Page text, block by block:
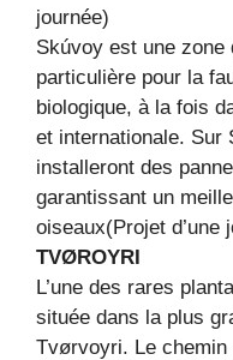
journée)
Skúvoy est une zone
particulière pour la
biologique, à la fois
et internationale. Sur
installeront des
garantissant un
oiseaux(Projet d’une
TVØROYRI
L’une des rares
située dans la plus
Tvørvoyri. Le chemin